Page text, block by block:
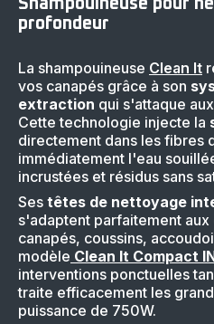
Shampouineuse pour
profondeur
La shampouineuse Clean It
vos canapés grâce à son
extraction qui s'attaque
Cette technologie injecte la
directement dans les fibres
immédiatement l'eau
incrustées et résidus sans
Ses têtes de nettoyage
s'adaptent parfaitement
canapés, coussins,
modèle Clean It Compact
interventions ponctuelles
traite efficacement les
puissance de 750W.